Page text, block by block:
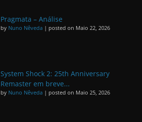
Pragmata – Análise
by Nuno Nêveda | posted on Maio 22, 2026
System Shock 2: 25th Anniversary
Remaster em breve...
by Nuno Nêveda | posted on Maio 25, 2026